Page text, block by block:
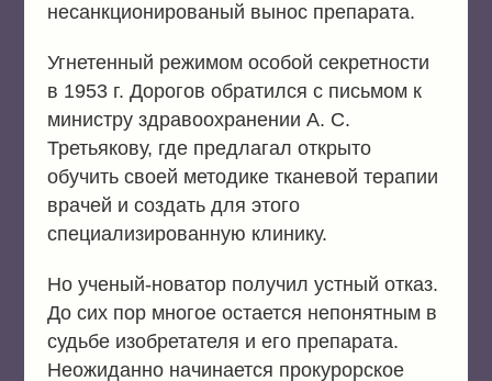
несанкционированый вынос препарата.
Угнетенный режимом особой секретности
в 1953 г. Дорогов обратился с письмом к
министру здравоохранении А. С.
Третьякову, где предлагал открыто
обучить своей методике тканевой терапии
врачей и создать для этого
специализированную клинику.
Но ученый-новатор получил устный отказ.
До сих пор многое остается непонятным в
судьбе изобретателя и его препарата.
Неожиданно начинается прокурорское